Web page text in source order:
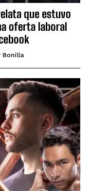
que estuvo
oferta laboral
Bonilla